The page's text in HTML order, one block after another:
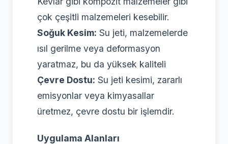
çok çeşitli malzemeleri kesebilir.
Soğuk Kesim: Su jeti, malzemelerde
ısıl gerilme veya deformasyon
yaratmaz, bu da yüksek kaliteli
Çevre Dostu: Su jeti kesimi, zararlı
emisyonlar veya kimyasallar
üretmez, çevre dostu bir işlemdir.
Uygulama Alanları